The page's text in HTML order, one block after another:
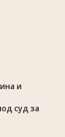
и
суд за